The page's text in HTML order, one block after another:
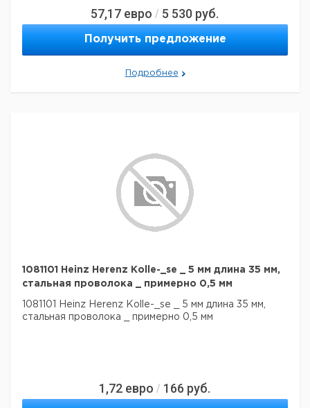
57,17 евро / 5 530 руб.
Получить предложение
Подробнее
1081101 Heinz Herenz Kolle-_se _ 5 мм длина 35 мм,
стальная проволока _ примерно 0,5 мм
1081101 Heinz Herenz Kolle-_se _ 5 мм длина 35 мм,
стальная проволока _ примерно 0,5 мм
1,72 евро / 166 руб.